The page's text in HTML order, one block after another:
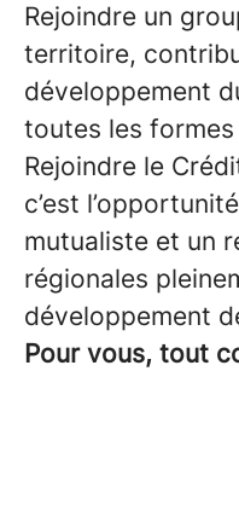
Rejoindre un
territoire,
développement
toutes les formes
Rejoindre le
c’est
mutualiste et un
régionales
développement
Pour vous, tout